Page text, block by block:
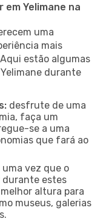
Yelimane na
uma
mais
estão algumas
durante
desfrute de uma
faça um
se a uma
que fará ao
uma vez que o
durante estes
altura para
museus, galerias